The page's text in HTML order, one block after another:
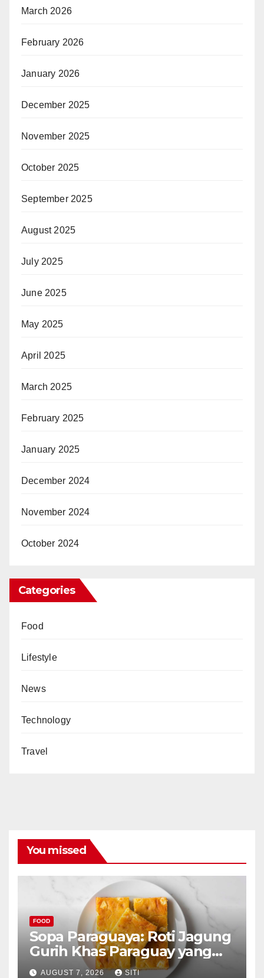
March 2026
February 2026
January 2026
December 2025
November 2025
October 2025
September 2025
August 2025
July 2025
June 2025
May 2025
April 2025
March 2025
February 2025
January 2025
December 2024
November 2024
October 2024
Categories
Food
Lifestyle
News
Technology
Travel
You missed
FOOD
Sopa Paraguaya: Roti Jagung
Gurih Khas Paraguay yang
Unik
AUGUST 7, 2026 SITI